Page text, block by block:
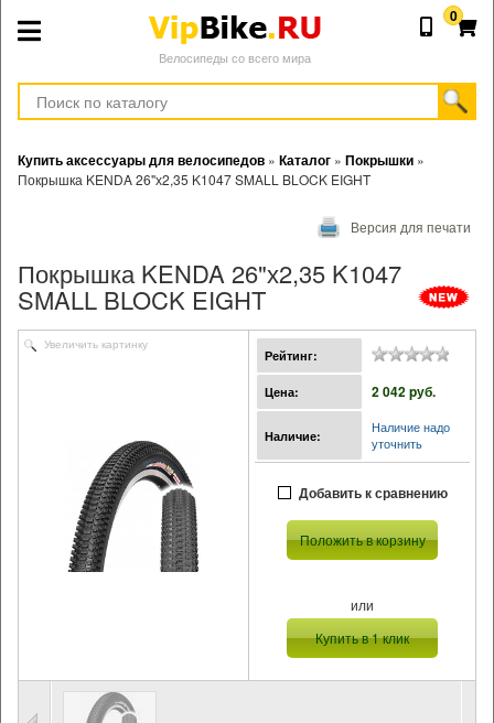
Велосипеды со всего мира
0
Купить аксессуары для велосипедов » Каталог » Покрышки »
Покрышка KENDA 26"х2,35 K1047 SMALL BLOCK EIGHT
Версия для печати
Покрышка KENDA 26"х2,35 K1047
SMALL BLOCK EIGHT
Увеличить картинку
Рейтинг:
Цена: 2 042 pуб.
Наличие:
Наличие надо
уточнить
Добавить к сравнению
Положить в корзину
или
Купить в 1 клик